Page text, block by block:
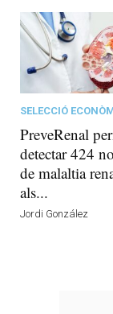
SELECCIÓ
PreveRenal
detectar 424
de malaltia
als...
Jordi González